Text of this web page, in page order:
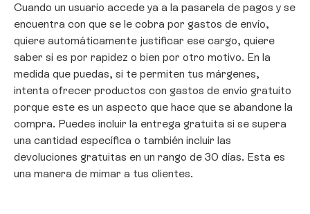
Cuando un usuario accede ya a la pasarela de pagos y se
encuentra con que se le cobra por gastos de envío,
quiere automáticamente justificar ese cargo, quiere
saber si es por rapidez o bien por otro motivo. En la
medida que puedas, si te permiten tus márgenes,
intenta ofrecer productos con gastos de envío gratuito
porque este es un aspecto que hace que se abandone la
compra. Puedes incluir la entrega gratuita si se supera
una cantidad específica o también incluir las
devoluciones gratuitas en un rango de 30 días. Esta es
una manera de mimar a tus clientes.